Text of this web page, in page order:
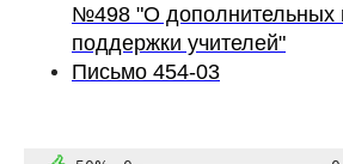
№498 "О дополнительных
поддержки учителей"
Письмо 454-03